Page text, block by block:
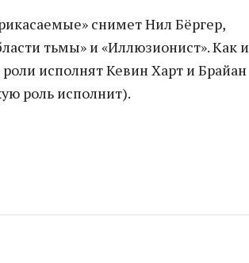
снимет Нил Бёргер,
тьмы» и «Иллюзионист». Как и
исполнят Кевин Харт и Брайан
роль исполнит).